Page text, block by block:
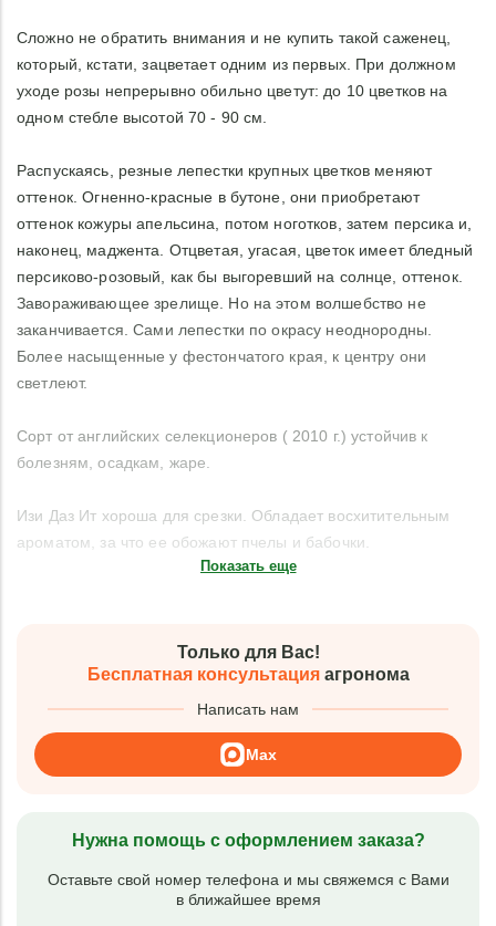
Сложно не обратить внимания и не купить такой саженец,
который, кстати, зацветает одним из первых. При должном
уходе розы непрерывно обильно цветут: до 10 цветков на
одном стебле высотой 70 - 90 см.
Распускаясь, резные лепестки крупных цветков меняют
оттенок. Огненно-красные в бутоне, они приобретают
оттенок кожуры апельсина, потом ноготков, затем персика и,
наконец, маджента. Отцветая, угасая, цветок имеет бледный
персиково-розовый, как бы выгоревший на солнце, оттенок.
Завораживающее зрелище. Но на этом волшебство не
заканчивается. Сами лепестки по окрасу неоднородны.
Более насыщенные у фестончатого края, к центру они
светлеют.
Сорт от английских селекционеров ( 2010 г.) устойчив к
болезням, осадкам, жаре.
Изи Даз Ит хороша для срезки. Обладает восхитительным
ароматом, за что ее обожают пчелы и бабочки.
Показать еще
Только для Вас!
Бесплатная консультацияагронома
Написать нам
Max
Нужна помощь с оформлением заказа?
Оставьте свой номер телефона и мы свяжемся с Вами
в ближайшее время